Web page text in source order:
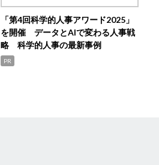
「第4回科学的人事アワード2025」
を開催 データとAIで変わる人事戦
略 科学的人事の最新事例
PR